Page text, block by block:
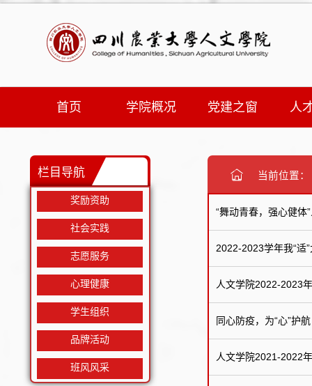
首页 学院概况 党建之窗 人
栏目导航
奖励资助
社会实践
志愿服务
心理健康
学生组织
品牌活动
班风风采
当前位置：
“舞动青春，强心健体
2022-2023学年我“适
人文学院2022-2023
同心防疫，为“心”护航
人文学院2021-2022